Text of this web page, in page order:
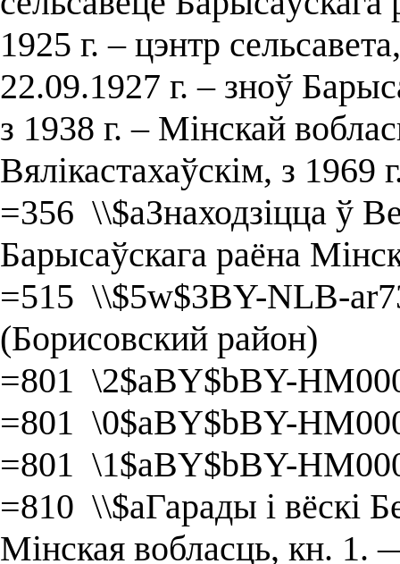
1925 г. – цэнтр
22.09.1927 г. – зноў
з 1938 г. – Мінскай
Вялікастахаўскім, з 1969
=356 \\$aЗнаходзіцца ў
Барысаўскага раёна
=515 \\$5w$3BY-NLB-
(Борисовский район)
=801 \2$aBY$bBY-
=801 \0$aBY$bBY-
=801 \1$aBY$bBY-
=810 \\$aГарады і вёскі
Мінская вобласць, кн. 1.